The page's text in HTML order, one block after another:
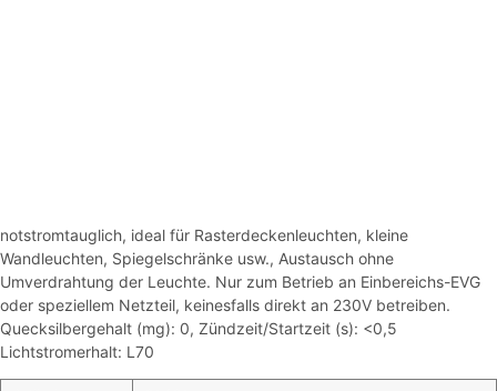
notstromtauglich, ideal für Rasterdeckenleuchten, kleine
Wandleuchten, Spiegelschränke usw., Austausch ohne
Umverdrahtung der Leuchte. Nur zum Betrieb an Einbereichs-EVG
oder speziellem Netzteil, keinesfalls direkt an 230V betreiben.
Quecksilbergehalt (mg): 0, Zündzeit/Startzeit (s): <0,5
Lichtstromerhalt: L70